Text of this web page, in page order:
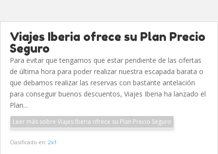
Viajes Iberia ofrece su Plan Precio
Seguro
Para evitar que tengamos que estar pendiente de las ofertas
de última hora para poder realizar nuestra escapada barata o
que debamos realizar las reservas con bastante antelación
para conseguir buenos descuentos, Viajes Iberia ha lanzado el
Plan...
Leer más sobre Viajes Iberia ofrece su Plan Precio Seguro
Clasificado en: 2x1